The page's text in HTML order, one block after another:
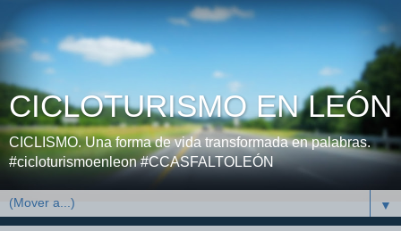
CICLOTURISMO EN LEÓN
CICLISMO. Una forma de vida transformada en palabras.
#cicloturismoenleon #CCASFALTOLEÓN
▼